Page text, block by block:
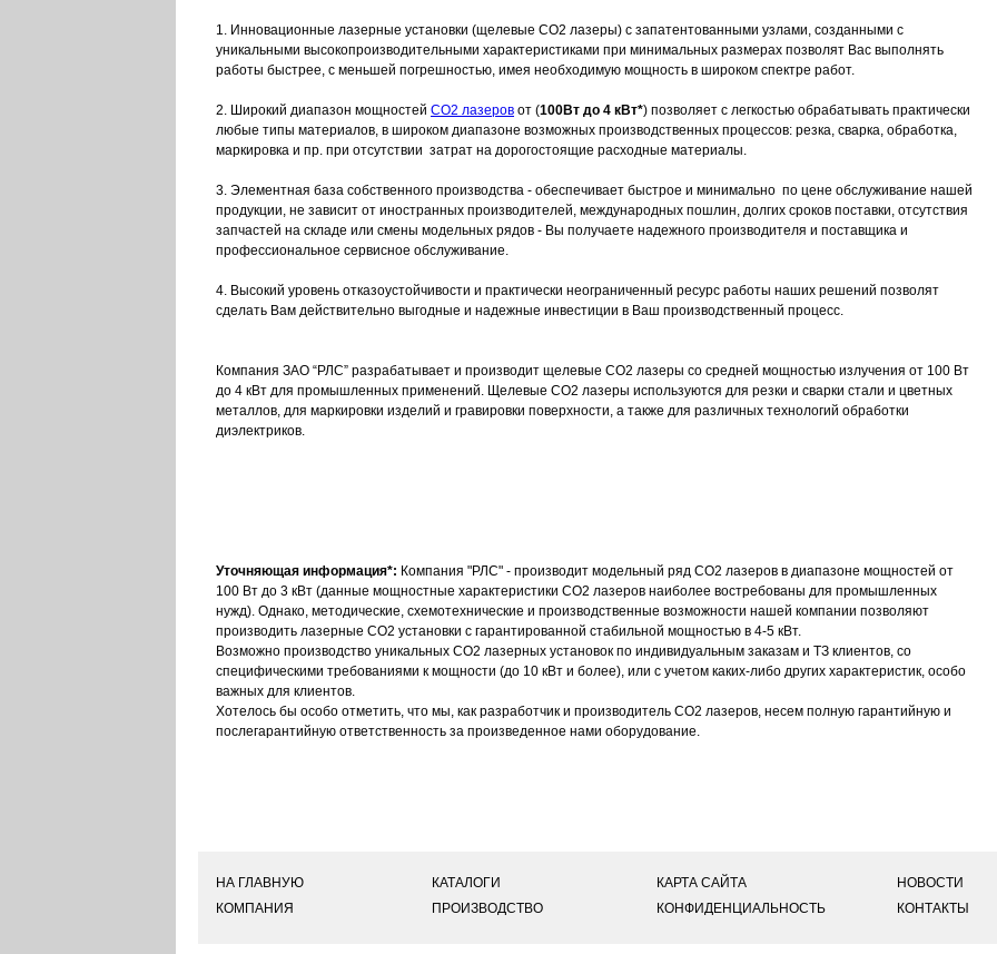
1. Инновационные лазерные установки (щелевые СО2 лазеры) с запатентованными узлами, созданными с
уникальными высокопроизводительными характеристиками при минимальных размерах позволят Вас выполнять
работы быстрее, с меньшей погрешностью, имея необходимую мощность в широком спектре работ.
2. Широкий диапазон мощностей CO2 лазеров от (100Вт до 4 кВт*) позволяет с легкостью обрабатывать практически
любые типы материалов, в широком диапазоне возможных производственных процессов: резка, сварка, обработка,
маркировка и пр. при отсутствии затрат на дорогостоящие расходные материалы.
3. Элементная база собственного производства - обеспечивает быстрое и минимально по цене обслуживание нашей
продукции, не зависит от иностранных производителей, международных пошлин, долгих сроков поставки, отсутствия
запчастей на складе или смены модельных рядов - Вы получаете надежного производителя и поставщика и
профессиональное сервисное обслуживание.
4. Высокий уровень отказоустойчивости и практически неограниченный ресурс работы наших решений позволят
сделать Вам действительно выгодные и надежные инвестиции в Ваш производственный процесс.
Компания ЗАО “РЛС” разрабатывает и производит щелевые СО2 лазеры со средней мощностью излучения от 100 Вт
до 4 кВт для промышленных применений. Щелевые СО2 лазеры используются для резки и сварки стали и цветных
металлов, для маркировки изделий и гравировки поверхности, а также для различных технологий обработки
диэлектриков.
Уточняющая информация*: Компания "РЛС" - производит модельный ряд CO2 лазеров в диапазоне мощностей от
100 Вт до 3 кВт (данные мощностные характеристики CO2 лазеров наиболее востребованы для промышленных
нужд). Однако, методические, схемотехнические и производственные возможности нашей компании позволяют
производить лазерные CO2 установки с гарантированной стабильной мощностью в 4-5 кВт.
Возможно производство уникальных CO2 лазерных установок по индивидуальным заказам и ТЗ клиентов, со
специфическими требованиями к мощности (до 10 кВт и более), или с учетом каких-либо других характеристик, особо
важных для клиентов.
Хотелось бы особо отметить, что мы, как разработчик и производитель CO2 лазеров, несем полную гарантийную и
послегарантийную ответственность за произведенное нами оборудование.
НА ГЛАВНУЮ
КОМПАНИЯ
КАТАЛОГИ
ПРОИЗВОДСТВО
КАРТА САЙТА
КОНФИДЕНЦИАЛЬНОСТЬ
НОВОСТИ
КОНТАКТЫ